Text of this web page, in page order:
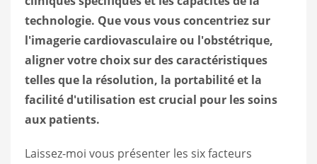
technologie. Que vous vous concentriez sur
l'imagerie cardiovasculaire ou l'obstétrique,
aligner votre choix sur des caractéristiques
telles que la résolution, la portabilité et la
facilité d'utilisation est crucial pour les soins
aux patients.
Laissez-moi vous présenter les six facteurs